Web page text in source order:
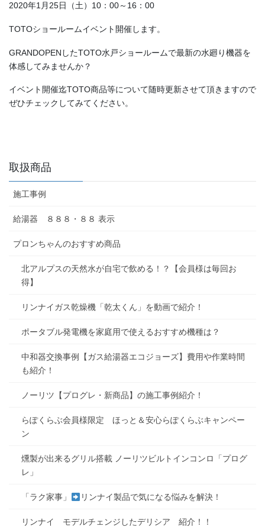
2020年1月25日（土）10：00～16：00
TOTOショールームイベント開催します。
GRANDOPENしたTOTO水戸ショールームで最新の水廻り機器を
体感してみませんか？
イベント開催迄TOTO商品等について随時更新させて頂きますので
ぜひチェックしてみてください。
取扱商品
施工事例
給湯器 ８８８・８８ 表示
プロンちゃんのおすすめ商品
北アルプスの天然水が自宅で飲める！？【会員様は毎回お
得】
リンナイガス乾燥機「乾太くん」を動画で紹介！
ポータブル発電機を家庭用で使えるおすすめ機種は？
中和器交換事例【ガス給湯器エコジョーズ】費用や作業時間
も紹介！
ノーリツ【プログレ・新商品】の施工事例紹介！
らぽくらぶ会員様限定 ほっと＆安心らぽくらぶキャンペー
ン
燻製が出来るグリル搭載 ノーリツビルトインコンロ「プログ
レ」
「ラク家事」 リンナイ製品で気になる悩みを解決！
リンナイ モデルチェンジしたデリシア 紹介！！